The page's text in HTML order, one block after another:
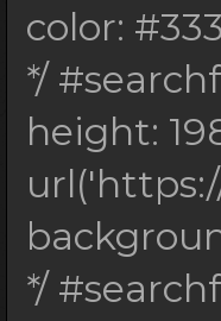
color:
*/
height:
*/